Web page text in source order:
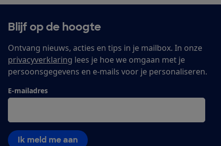
Blijf op de hoogte
Ontvang nieuws, acties en tips in je mailbox. In onze
privacyverklaring lees je hoe we omgaan met je
persoonsgegevens en e-mails voor je personaliseren.
E-mailadres
Ik meld me aan